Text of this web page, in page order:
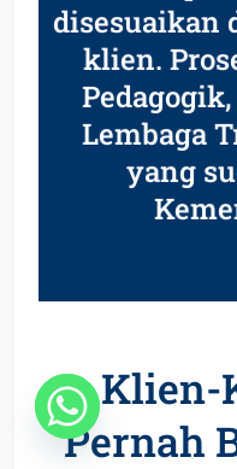
disesuaikan
klien.
Lembaga
yang
Klien-
Pernah